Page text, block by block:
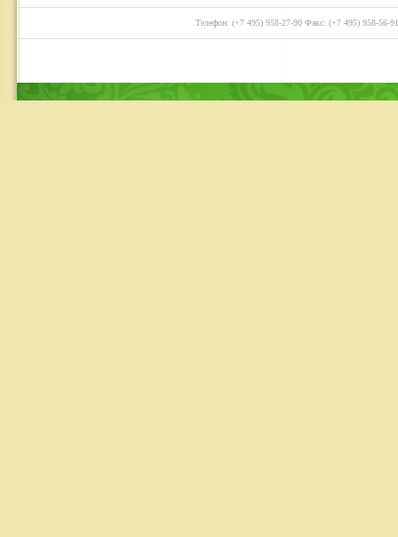
Телефон: (+7 495) 958-27-90 Факс: (+7 495) 958-56-